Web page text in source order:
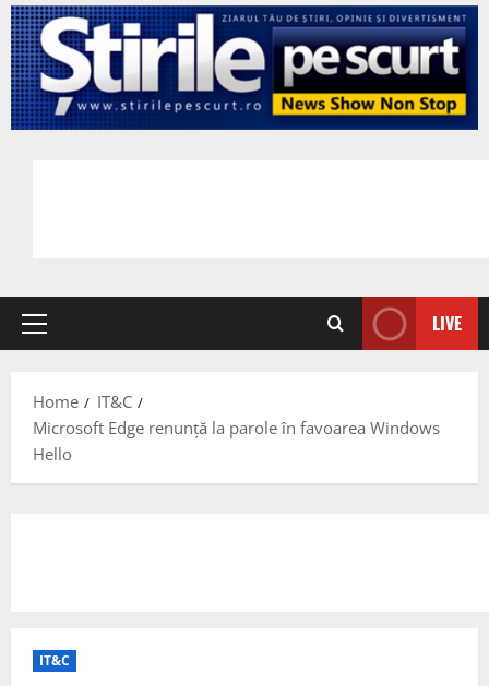
Primary
LIVE
Home
IT&C
Microsoft Edge renunță la parole în favoarea Windows
Hello
IT&C